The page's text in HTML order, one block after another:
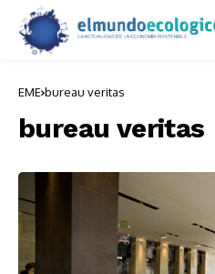
EME bureau veritas
bureau veritas